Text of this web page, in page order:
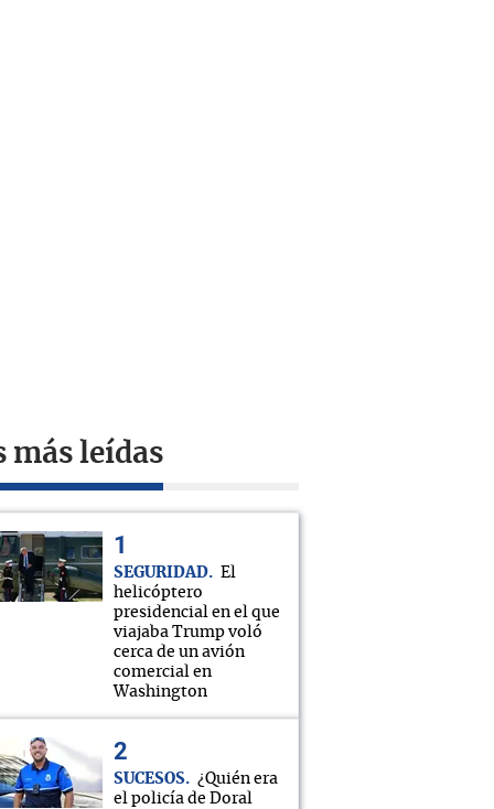
más leídas
SEGURIDAD
El
helicóptero
presidencial en el que
viajaba Trump voló
cerca de un avión
comercial en
Washington
SUCESOS
¿Quién era
el policía de Doral